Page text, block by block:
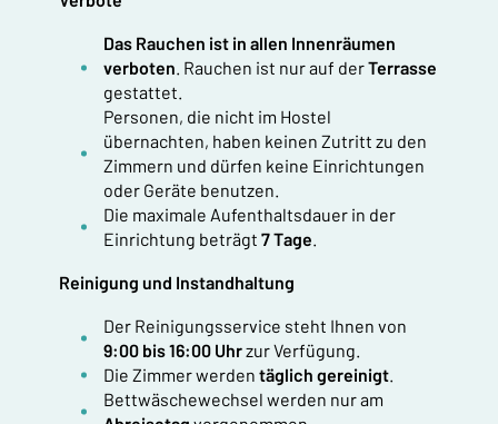
Das Rauchen ist in allen Innenräumen
verboten. Rauchen ist nur auf derTerrasse
gestattet.
Personen, die nicht im Hostel
übernachten, haben keinen Zutritt zu den
Zimmern und dürfen keine Einrichtungen
oder Geräte benutzen.
Die maximale Aufenthaltsdauer in der
Einrichtung beträgt 7 Tage.
Reinigung und Instandhaltung
Der Reinigungsservice steht Ihnen von
9:00 bis 16:00 Uhrzur Verfügung.
Die Zimmer werden täglich gereinigt.
Bettwäschewechsel werden nur am